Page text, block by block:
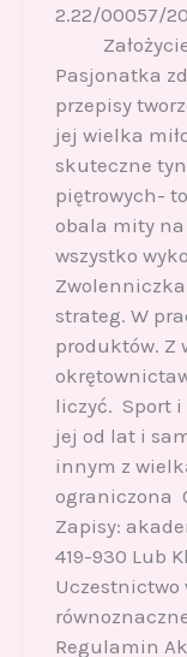
2.22/00057/
Pasjonatka
przepisy
jej wielka
skuteczne
piętrowych-
obala mity
wszystko
strateg. W
produktów. Z
liczyć. Sport i
jej od lat i
innym z
ograniczona
Zapisy:
419-930 Lub
Uczestnictwo
Regulamin